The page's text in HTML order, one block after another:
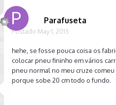
Parafuseta
Postado May 1, 2015
hehe, se fosse pouca coisa os
colocar pneu fininho em vários
pneu normal no meu cruze comeu
porque sobe 20 cm todo o fundo.